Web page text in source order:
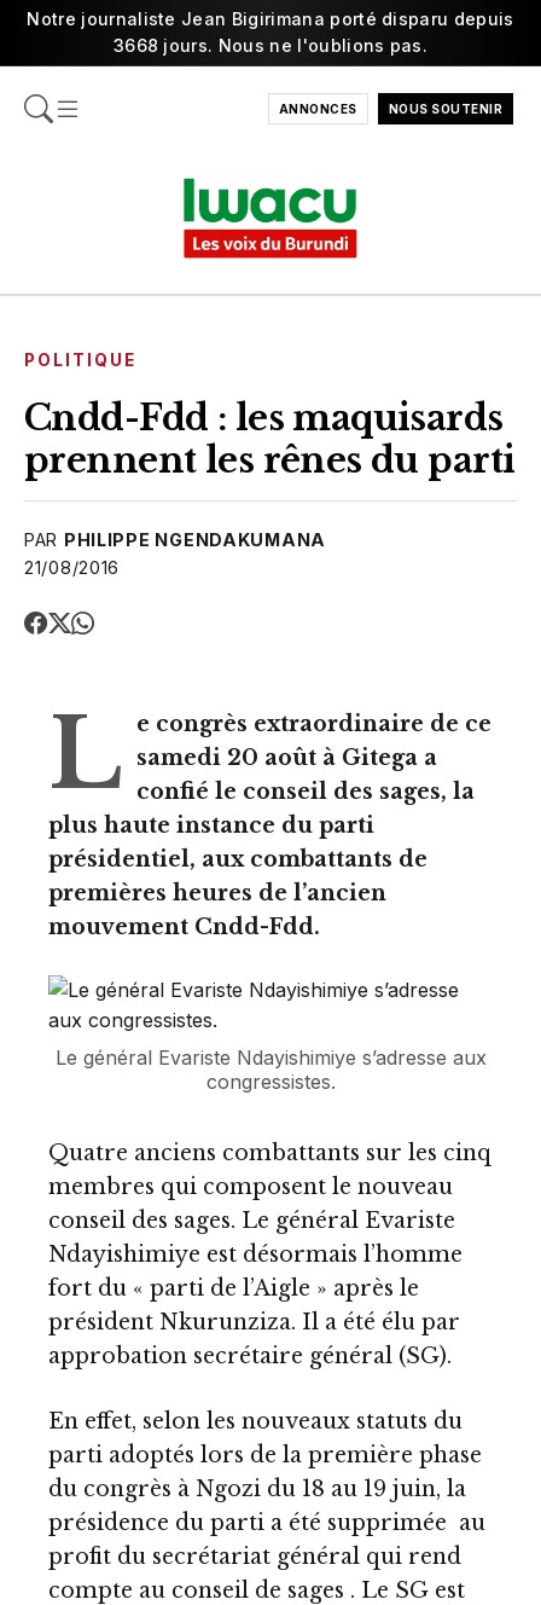
Notre journaliste Jean Bigirimana porté disparu depuis
3668 jours. Nous ne l'oublions pas.
ANNONCES NOUS SOUTENIR
POLITIQUE
Cndd-Fdd : les maquisards
prennent les rênes du parti
PAR PHILIPPE NGENDAKUMANA
21/08/2016
L
e congrès extraordinaire de ce
samedi 20 août à Gitega a
confié le conseil des sages, la
plus haute instance du parti
présidentiel, aux combattants de
premières heures de l’ancien
mouvement Cndd-Fdd.
Le général Evariste Ndayishimiye s’adresse aux
congressistes.
Quatre anciens combattants sur les cinq
membres qui composent le nouveau
conseil des sages. Le général Evariste
Ndayishimiye est désormais l’homme
fort du « parti de l’Aigle » après le
président Nkurunziza. Il a été élu par
approbation secrétaire général (SG).
En effet, selon les nouveaux statuts du
parti adoptés lors de la première phase
du congrès à Ngozi du 18 au 19 juin, la
présidence du parti a été supprimée au
profit du secrétariat général qui rend
compte au conseil de sages . Le SG est